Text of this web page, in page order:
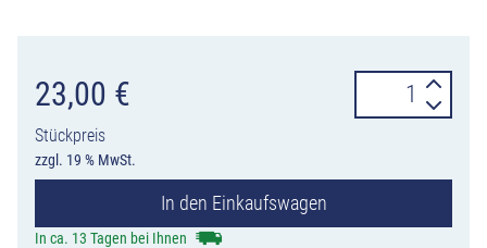
23,00 €
Stückpreis
zzgl. 19 % MwSt.
Hinweisschild
In den Einkaufswagen
In ca. 13 Tagen bei Ihnen